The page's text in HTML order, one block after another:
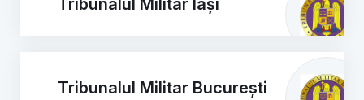
Tribunalul Militar Iași
Tribunalul Militar București